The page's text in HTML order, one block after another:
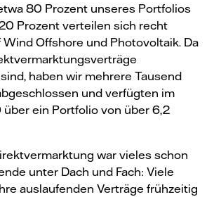
80 Prozent unseres Portfolios
Prozent verteilen sich recht
Offshore und Photovoltaik. Da
haben wir mehrere Tausend
und verfügten im
über ein Portfolio von über 6,2
war vieles schon
unter Dach und Fach: Viele
auslaufenden Verträge frühzeitig